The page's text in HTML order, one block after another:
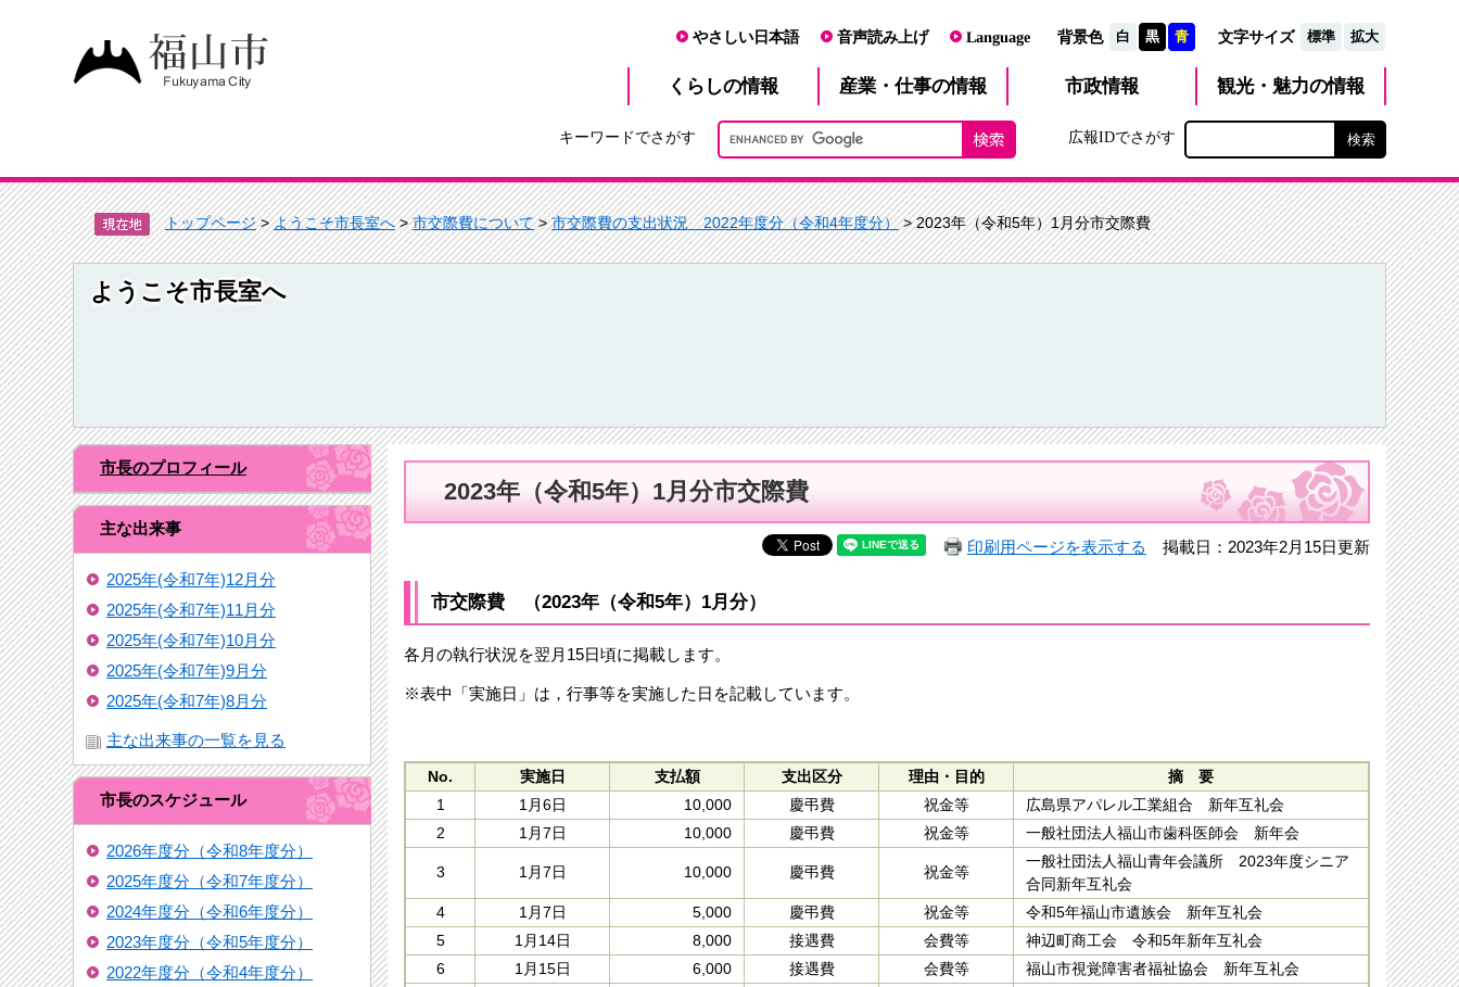
やさしい日本語 音声読み上げ Language 背景色 白 黒 青 文字サイズ 標準 拡大
くらしの情報 産業・仕事の情報 市政情報 観光・魅力の情報
キーワードでさがす 広報IDでさがす
トップページ>ようこそ市長室へ>市交際費について>市交際費の支出状況 2022年度分（令和4年度分）> 2023年（令和5年）1月分市交際費
ようこそ市長室へ
市長のプロフィール
主な出来事
2025年(令和7年)12月分
2025年(令和7年)11月分
2025年(令和7年)10月分
2025年(令和7年)9月分
2025年(令和7年)8月分
主な出来事の一覧を見る
市長のスケジュール
2026年度分（令和8年度分）
2025年度分（令和7年度分）
2024年度分（令和6年度分）
2023年度分（令和5年度分）
2022年度分（令和4年度分）
2023年（令和5年）1月分市交際費
印刷用ページを表示する 掲載日：2023年2月15日更新
市交際費 （2023年（令和5年）1月分）
各月の執行状況を翌月15日頃に掲載します。
※表中「実施日」は，行事等を実施した日を記載しています。​
No. 実施日 支払額 支出区分 理由・目的
摘 要
1
1月6日 10,000 慶弔費 祝金等
広島県アパレル工業組合 新年互礼会
2
1月7日 10,000 慶弔費 祝金等 一般社団法人福山市歯科医師会 新年会
3 1月7日 10,000 慶弔費 祝金等
一般社団法人福山青年会議所 2023年度シニア
合同新年互礼会
4
1月7日 5,000 慶弔費 祝金等
令和5年福山市遺族会 新年互礼会
5
1月14日 8,000 接遇費 会費等
神辺町商工会 令和5年新年互礼会
6
1月15日 6,000 接遇費 会費等
福山市視覚障害者福祉協会 新年互礼会